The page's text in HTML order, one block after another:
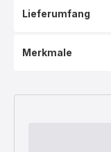
Lieferumfang
Merkmale